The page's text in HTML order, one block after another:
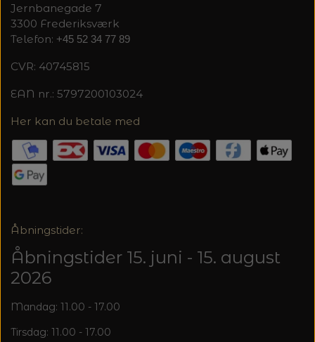
Jernbanegade 7
3300 Frederiksværk
Telefon: +45 52 34 77 89
CVR: 40745815
EAN nr.: 5797200103024
Her kan du betale med
Åbningstider:
Åbningstider 15. juni - 15. august
2026
Mandag: 11.00 - 17.00
Tirsdag: 11.00 - 17.00